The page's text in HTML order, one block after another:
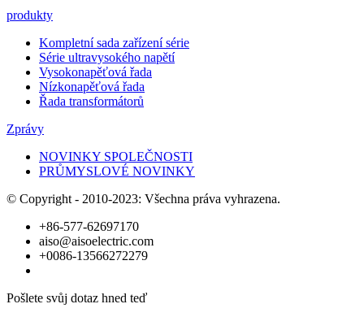
produkty
Kompletní sada zařízení série
Série ultravysokého napětí
Vysokonapěťová řada
Nízkonapěťová řada
Řada transformátorů
Zprávy
NOVINKY SPOLEČNOSTI
PRŮMYSLOVÉ NOVINKY
© Copyright - 2010-2023: Všechna práva vyhrazena.
+86-577-62697170
aiso@aisoelectric.com
+0086-13566272279
Pošlete svůj dotaz hned teď